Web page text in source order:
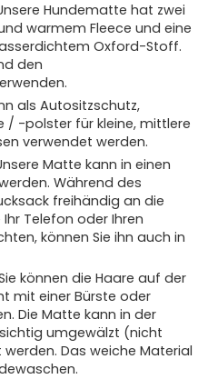
Unsere Hundematte hat zwei
warmem Fleece und eine
Oxford-Stoff.
den
als Autositzschutz,
/ -polster für kleine, mittlere
verwendet werden.
Unsere Matte kann in einen
Während des
freihändig an die
Telefon oder Ihren
können Sie ihn auch in
– Sie können die Haare auf der
mit einer Bürste oder
Die Matte kann in der
umgewälzt (nicht
Das weiche Material